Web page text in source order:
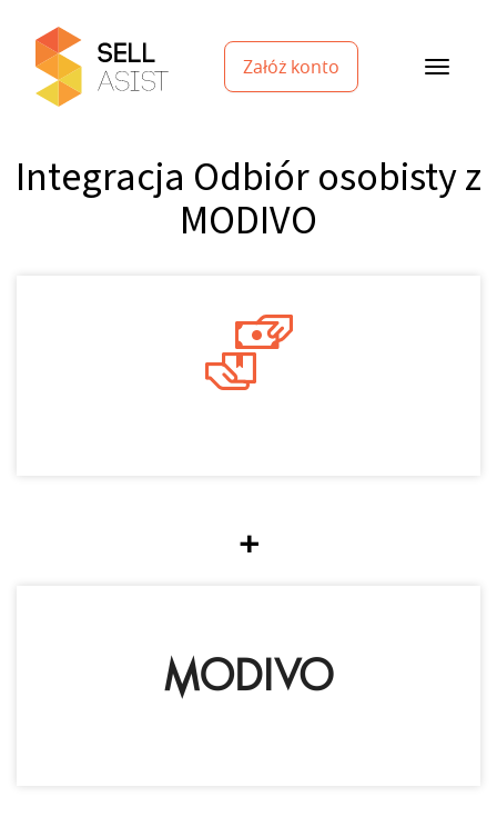
Załóż konto
Integracja Odbiór osobisty z
MODIVO
+